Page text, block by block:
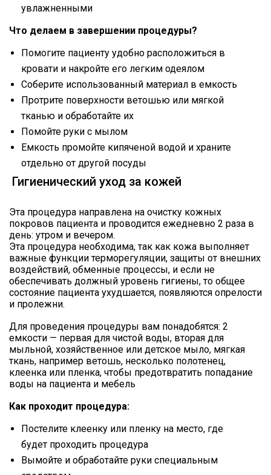
увлажненными
Что делаем в завершении процедуры?
Помогите пациенту удобно расположиться в
кровати и накройте его легким одеялом
Соберите использованный материал в емкость
Протрите поверхности ветошью или мягкой
тканью и обработайте их
Помойте руки с мылом
Емкость промойте кипяченой водой и храните
отдельно от другой посуды
Гигиенический уход за кожей
Эта процедура направлена на очистку кожных
покровов пациента и проводится ежедневно 2 раза в
день: утром и вечером.
Эта процедура необходима, так как кожа выполняет
важные функции терморегуляции, защиты от внешних
воздействий, обменные процессы, и если не
обеспечивать должный уровень гигиены, то общее
состояние пациента ухудшается, появляются опрелости
и пролежни.
Для проведения процедуры вам понадобятся: 2
емкости — первая для чистой воды, вторая для
мыльной, хозяйственное или детское мыло, мягкая
ткань, например ветошь, несколько полотенец,
клеенка или пленка, чтобы предотвратить попадание
воды на пациента и мебель
Как проходит процедура:
Постелите клеенку или пленку на место, где
будет проходить процедура
Вымойте и обработайте руки специальным